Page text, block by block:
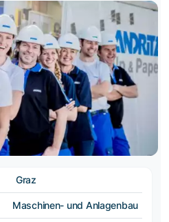
Graz
Maschinen- und Anlagenbau